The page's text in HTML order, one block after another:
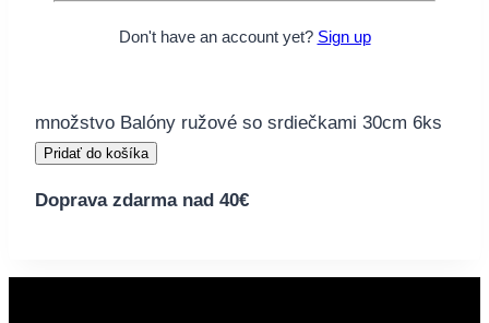
kamennej predajni.
množstvo Balóny ružové so srdiečkami 30cm 6ks
Pridať do košíka
Doprava zdarma nad 40€
Don't have an account yet? Sign up